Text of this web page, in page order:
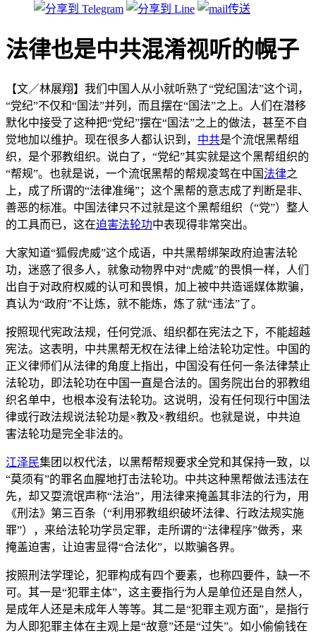
法律也是中共混淆视听的幌子
【文／林展翔】我们中国人从小就听熟了“党纪国法”这个词，
“党纪”不仅和“国法”并列，而且摆在“国法”之上。人们在潜移
默化中接受了这种把“党纪”摆在“国法”之上的做法，甚至不自
觉地加以维护。现在很多人都认识到， 中共是个流氓黑帮组
织，是个邪教组织。说白了，“党纪”其实就是这个黑帮组织的
“帮规”。也就是说，一个流氓黑帮的帮规凌驾在中国法律之
上，成了所谓的“法律准绳”；这个黑帮的意志成了判断是非、
善恶的标准。中国法律只不过就是这个黑帮组织（“党”）整人
的工具而已，这在迫害法轮功中表现得非常突出。
大家知道“狐假虎威”这个成语，中共黑帮绑架政府迫害法轮
功，迷惑了很多人，就象动物界中对“虎威”的畏惧一样，人们
出自于对政府权威的认可和畏惧，加上被中共造谣媒体欺骗，
真认为“政府”不让炼，就不能炼，炼了就“违法”了。
按照现代宪政法规，任何党派、组织都在宪法之下，不能超越
宪法。这表明，中共黑帮无权在法律上给法轮功定性。中国的
正义律师们从法律的角度上指出，中国没有任何一条法律禁止
法轮功，即法轮功在中国一直是合法的。国务院出台的邪教组
织名单中，也根本没有法轮功。这说明，没有任何现行中国法
律或行政法规说法轮功是×教及×教组织。也就是说，中共迫
害法轮功是完全非法的。
江泽民集团以权代法，以黑帮帮规要求全党和其保持一致，以
“莫须有”的罪名血腥地打击法轮功。中共这种黑帮做法违法在
先，却又耍流氓声称“法治”，用法律来掩盖其非法的行为，用
《刑法》第三百条（“利用邪教组织破坏法律、行政法规实施
罪”），来给法轮功学员定罪，走所谓的“法律程序”做秀，来
掩盖迫害，让迫害显得“合法化”，以欺骗各界。
按照刑法学理论，犯罪构成有四个要素，也称四要件，缺一不
可。其一是“犯罪主体”，这主要指行为人是单位还是自然人，
是成年人还是未成年人等等。其二是“犯罪主观方面”，是指行
为人即犯罪主体在主观上是“故意”还是“过失”。如小偷偷钱在